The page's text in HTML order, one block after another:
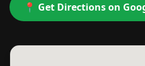
📍 Get Directions on